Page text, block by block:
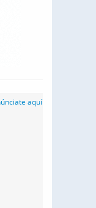
aquí